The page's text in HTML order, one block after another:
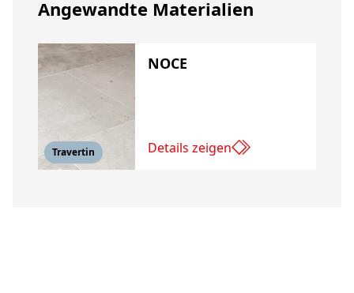
Angewandte Materialien
Travertin
NOCE
Details zeigen